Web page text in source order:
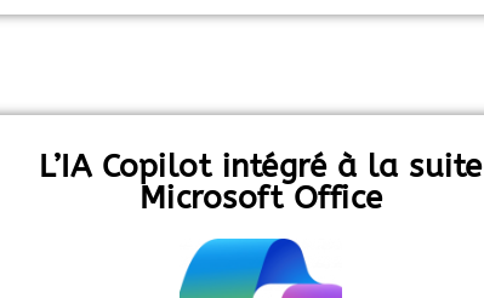
L’IA Copilot intégré à la suite
Microsoft Office